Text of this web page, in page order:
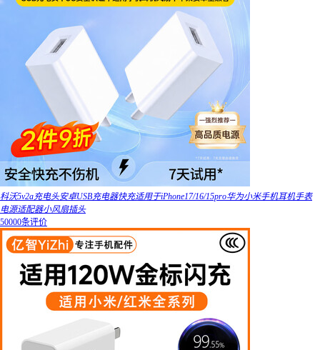
科沃5v2a充电头安卓USB充电器快充适用于iPhone17/16/15pro华为小米手机耳机手表
电源适配器小风扇插头
50000条评价